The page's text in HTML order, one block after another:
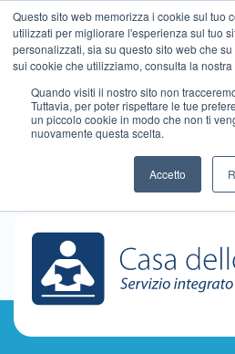
Questo sito web memorizza i cookie sul tuo
utilizzati per migliorare l'esperienza sul tuo
personalizzati, sia su questo sito web che
sui cookie che utilizziamo, consulta la
Quando visiti il ​​nostro sito non
Tuttavia, per poter rispettare le tue
un piccolo cookie in modo che non ti
nuovamente questa scelta.
Accetto